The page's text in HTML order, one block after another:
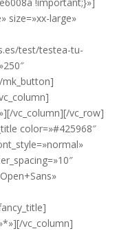
size=»xx-large»
test/testea-tu-
mk_button]
vc_column][/vc_row]
color=»#425968″
vc_column]